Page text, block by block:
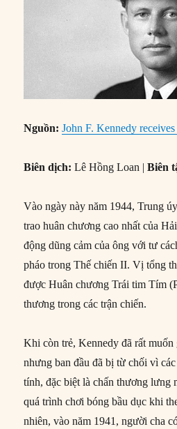
Nguồn: John F. Kennedy receives
Biên dịch: Lê Hồng Loan |Biên
Vào ngày này năm 1944, Trung
trao huân chương cao nhất của
động dũng cảm của ông với tư
pháo trong Thế chiến II. Vị tổng
được Huân chương Trái tim Tím
thương trong các trận chiến.
Khi còn trẻ, Kennedy đã rất muốn
nhưng ban đầu đã bị từ chối vì
tính, đặc biệt là chấn thương lưng
quá trình chơi bóng bầu dục khi
nhiên, vào năm 1941, người cha